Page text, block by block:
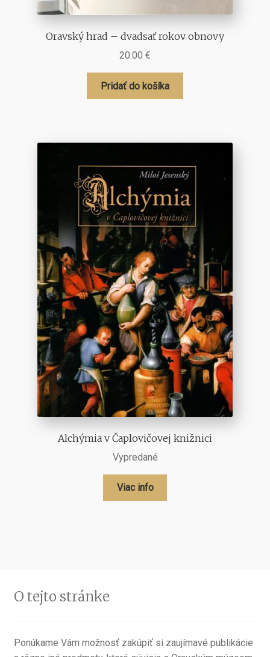
Oravský hrad – dvadsať rokov obnovy
20.00 €
Pridať do košíka
Alchýmia v Čaplovičovej knižnici
Vypredané
Viac info
O tejto stránke
Ponúkame Vám možnosť zakúpiť si zaujímavé publikácie